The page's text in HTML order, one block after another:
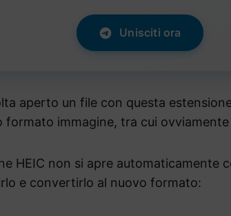
Unisciti ora
aperto un file con questa
formato immagine, tra cui ovviamente
HEIC non si apre automaticamente
e convertirlo al nuovo formato: